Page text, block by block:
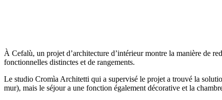
À Cefalù, un projet d’architecture d’intérieur montre la manière de
fonctionnelles distinctes et de rangements.
Le studio Cromìa Architetti qui a supervisé le projet a trouvé la
mur), mais le séjour a une fonction également décorative et la